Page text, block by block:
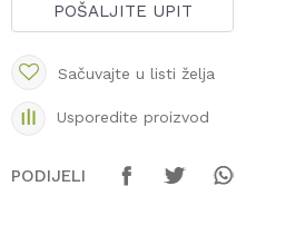
POŠALJITE UPIT
Sačuvajte u listi želja
Usporedite proizvod
PODIJELI